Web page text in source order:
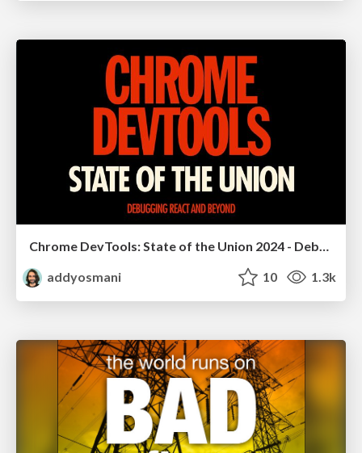
Chrome DevTools: State of the Union 2024 - Debugging React & Beyond
addyosmani
10 1.3k